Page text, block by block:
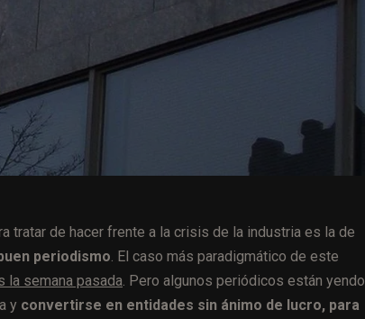
tratar de hacer frente a la crisis de la industria es la de
periodismo . El caso más paradigmático de este
la semana pasada . Pero algunos periódicos están yendo
y convertirse en entidades sin ánimo de lucro, para